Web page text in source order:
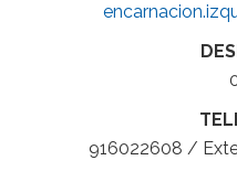
916022608 /